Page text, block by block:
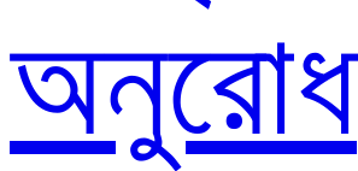
অনুরোধ